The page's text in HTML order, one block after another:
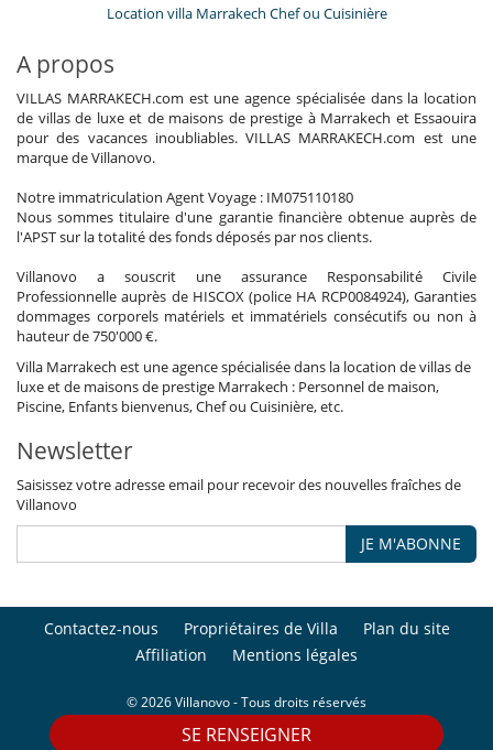
SE RENSEIGNER
Location villa Marrakech Chef ou Cuisinière
A propos
VILLAS MARRAKECH.com est une agence spécialisée dans la location
de villas de luxe et de maisons de prestige à Marrakech et Essaouira
pour des vacances inoubliables. VILLAS MARRAKECH.com est une
marque de Villanovo.
Notre immatriculation Agent Voyage : IM075110180
Nous sommes titulaire d'une garantie financière obtenue auprès de
l'APST sur la totalité des fonds déposés par nos clients.
Villanovo a souscrit une assurance Responsabilité Civile
Professionnelle auprès de HISCOX (police HA RCP0084924), Garanties
dommages corporels matériels et immatériels consécutifs ou non à
hauteur de 750'000 €.
Villa Marrakech est une agence spécialisée dans la location de villas de
luxe et de maisons de prestige Marrakech : Personnel de maison,
Piscine, Enfants bienvenus, Chef ou Cuisinière, etc.
Newsletter
Saisissez votre adresse email pour recevoir des nouvelles fraîches de
Villanovo
JE M'ABONNE
Contactez-nous Propriétaires de Villa
Plan du site
Affiliation
Mentions légales
© 2026 Villanovo - Tous droits réservés